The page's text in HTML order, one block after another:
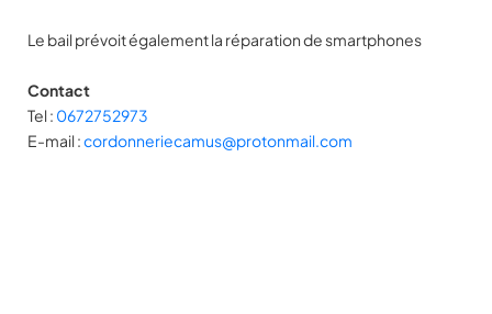
Le bail prévoit également la réparation de smartphones
Contact
Tel : 0672752973
E-mail :cordonneriecamus@protonmail.com